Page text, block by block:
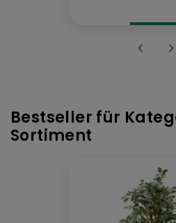
 
Bestseller für
Sortiment